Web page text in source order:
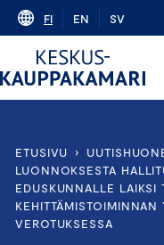
Skip
content
FI EN SV
ETUSIVU ›
LUONNOKSESTA
EDUSKUNNALLE LAIKSI
KEHITTÄMISTOIMINNAN
VEROTUKSESSA